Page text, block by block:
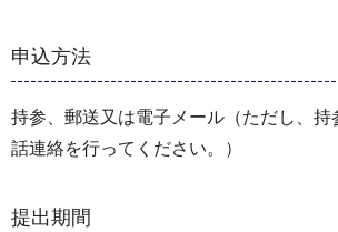
申込方法
持参、郵送又は電子メール（ただし、持
話連絡を行ってください。）
提出期間